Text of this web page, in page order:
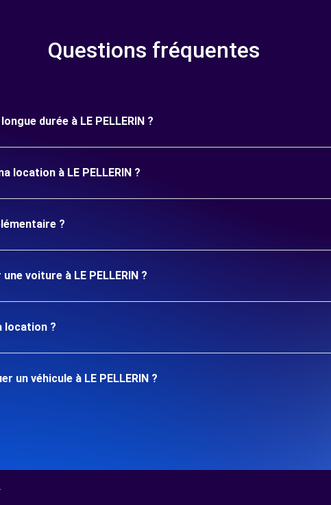
Questions fréquentes
durée à LE PELLERIN ?
location à LE PELLERIN ?
?
voiture à LE PELLERIN ?
location ?
un véhicule à LE PELLERIN ?